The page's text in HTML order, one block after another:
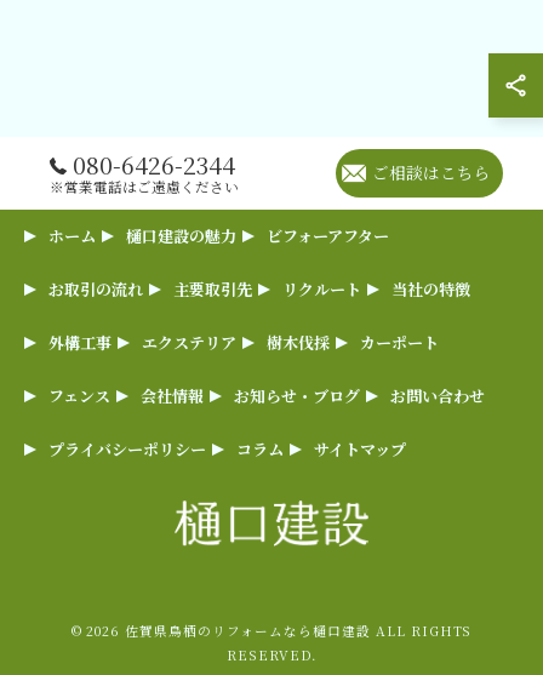
080-6426-2344
※営業電話はご遠慮ください
ご相談はこちら
ホーム 樋口建設の魅力 ビフォーアフター
お取引の流れ 主要取引先 リクルート 当社の特徴
外構工事 エクステリア 樹木伐採 カーポート
フェンス 会社情報 お知らせ・ブログ お問い合わせ
プライバシーポリシー コラム サイトマップ
© 2026 佐賀県鳥栖のリフォームなら樋口建設 ALL RIGHTS
RESERVED.